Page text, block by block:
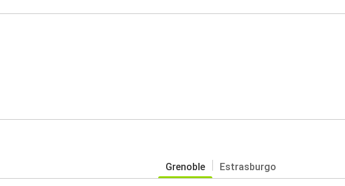
Grenoble Estrasburgo